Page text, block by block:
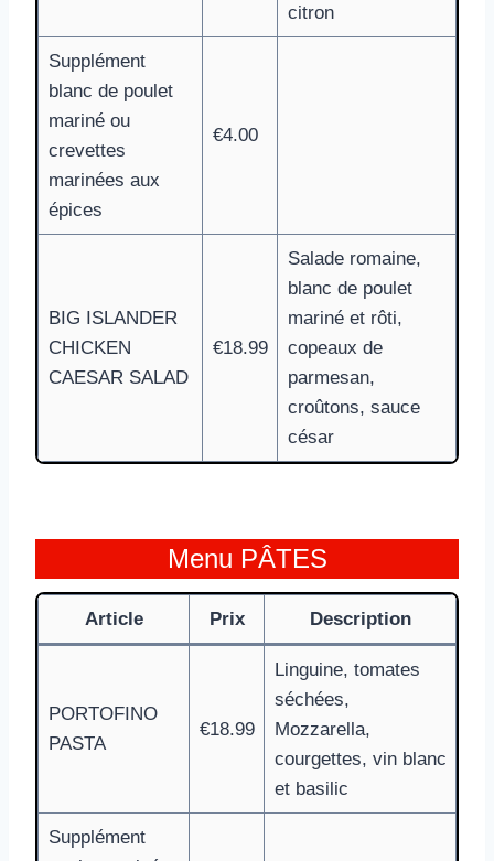
citron
Supplément
blanc de poulet
mariné ou
crevettes
marinées aux
épices
€4.00
BIG ISLANDER
CHICKEN
CAESAR SALAD
€18.99
Salade romaine,
blanc de poulet
mariné et rôti,
copeaux de
parmesan,
croûtons, sauce
césar
Menu PÂTES
Article Prix Description
PORTOFINO
PASTA
€18.99
Linguine, tomates
séchées,
Mozzarella,
courgettes, vin blanc
et basilic
Supplément